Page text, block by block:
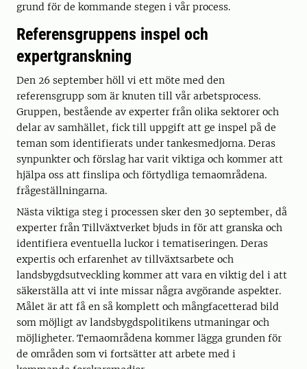
grund för de kommande stegen i vår process.
Referensgruppens inspel och
expertgranskning
Den 26 september höll vi ett möte med den
referensgrupp som är knuten till vår arbetsprocess.
Gruppen, bestående av experter från olika sektorer och
delar av samhället, fick till uppgift att ge inspel på de
teman som identifierats under tankesmedjorna. Deras
synpunkter och förslag har varit viktiga och kommer att
hjälpa oss att finslipa och förtydliga temaområdena.
frågeställningarna.
Nästa viktiga steg i processen sker den 30 september, då
experter från Tillväxtverket bjuds in för att granska och
identifiera eventuella luckor i tematiseringen. Deras
expertis och erfarenhet av tillväxtsarbete och
landsbygdsutveckling kommer att vara en viktig del i att
säkerställa att vi inte missar några avgörande aspekter.
Målet är att få en så komplett och mångfacetterad bild
som möjligt av landsbygdspolitikens utmaningar och
möjligheter. Temaområdena kommer lägga grunden för
de områden som vi fortsätter att arbete med i